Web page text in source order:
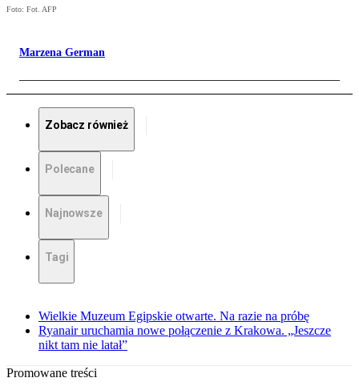
Foto: Fot. AFP
Marzena German
Zobacz również
Polecane
Najnowsze
Tagi
Wielkie Muzeum Egipskie otwarte. Na razie na próbę
Ryanair uruchamia nowe połączenie z Krakowa. „Jeszcze
nikt tam nie latał”
Promowane treści